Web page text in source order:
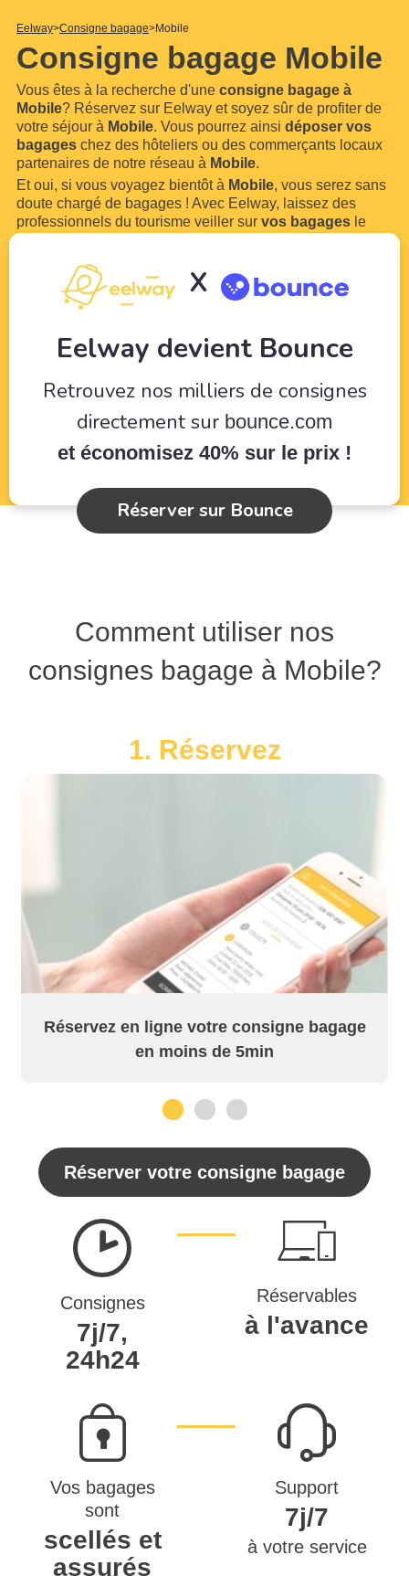
Eelway Consigne bagage Mobile
Consigne bagage Mobile
Vous êtes à la recherche d'une consigne bagage à
Mobile? Réservez sur Eelway et soyez sûr de profiter de
votre séjour à Mobile. Vous pourrez ainsi déposer vos
bagages chez des hôteliers ou des commerçants locaux
partenaires de notre réseau à Mobile.
Et oui, si vous voyagez bientôt à Mobile, vous serez sans
doute chargé de bagages ! Avec Eelway, laissez des
professionnels du tourisme veiller sur vos bagages le
X
Eelway devient Bounce
Retrouvez nos milliers de consignes
directement sur bounce.com
et économisez 40% sur le prix !
Réserver sur Bounce
Comment utiliser nos
consignes bagage à Mobile?
1. Réservez
Réservez en ligne votre consigne bagage
en moins de 5min
Réserver votre consigne bagage
Consignes
7j/7,
24h24
Réservables
à l'avance
Vos bagages
sont
scellés et
assurés
Support
7j/7
à votre service